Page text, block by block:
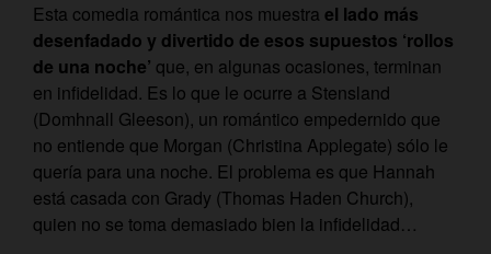
Esta comedia romántica nos muestra el lado más
desenfadado y divertido de esos supuestos ‘rollos
de una noche’ que, en algunas ocasiones, terminan
en infidelidad. Es lo que le ocurre a Stensland
(Domhnall Gleeson), un romántico empedernido que
no entiende que Morgan (Christina Applegate) sólo le
quería para una noche. El problema es que Hannah
está casada con Grady (Thomas Haden Church),
quien no se toma demasiado bien la infidelidad…